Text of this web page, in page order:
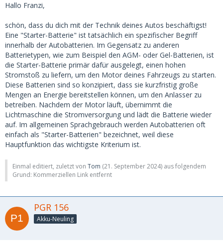
Hallo Franzi,
schön, dass du dich mit der Technik deines Autos beschäftigst!
Eine "Starter-Batterie" ist tatsächlich ein spezifischer Begriff
innerhalb der Autobatterien. Im Gegensatz zu anderen
Batterietypen, wie zum Beispiel den AGM- oder Gel-Batterien, ist
die Starter-Batterie primär dafür ausgelegt, einen hohen
Stromstoß zu liefern, um den Motor deines Fahrzeugs zu starten.
Diese Batterien sind so konzipiert, dass sie kurzfristig große
Mengen an Energie bereitstellen können, um den Anlasser zu
betreiben. Nachdem der Motor läuft, übernimmt die
Lichtmaschine die Stromversorgung und lädt die Batterie wieder
auf. Im allgemeinen Sprachgebrauch werden Autobatterien oft
einfach als "Starter-Batterien" bezeichnet, weil diese
Hauptfunktion das wichtigste Kriterium ist.
Einmal editiert, zuletzt von Tom (21. September 2024) aus folgendem
Grund: Kommerziellen Link entfernt
PGR 156
Akku-Neuling